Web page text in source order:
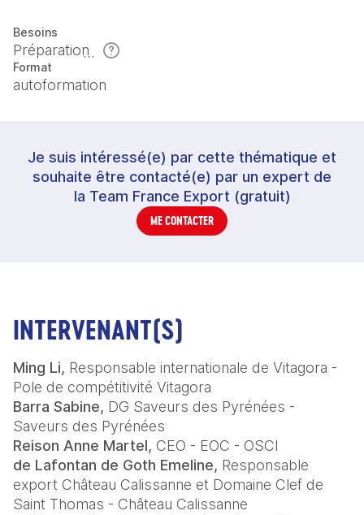
Besoins
Préparation
Format
autoformation
Je suis intéressé(e) par cette thématique et
souhaite être contacté(e) par un expert de
la Team France Export (gratuit)
ME CONTACTER
INTERVENANT(S)
Ming Li, Responsable internationale de Vitagora -
Pole de compétitivité Vitagora
Barra Sabine, DG Saveurs des Pyrénées -
Saveurs des Pyrénées
Reison Anne Martel, CEO - EOC - OSCI
de Lafontan de Goth Emeline, Responsable
export Château Calissanne et Domaine Clef de
Saint Thomas - Château Calissanne